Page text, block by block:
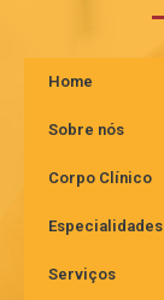
Home
Sobre nós
Corpo Clínico
Especialidades
Serviços